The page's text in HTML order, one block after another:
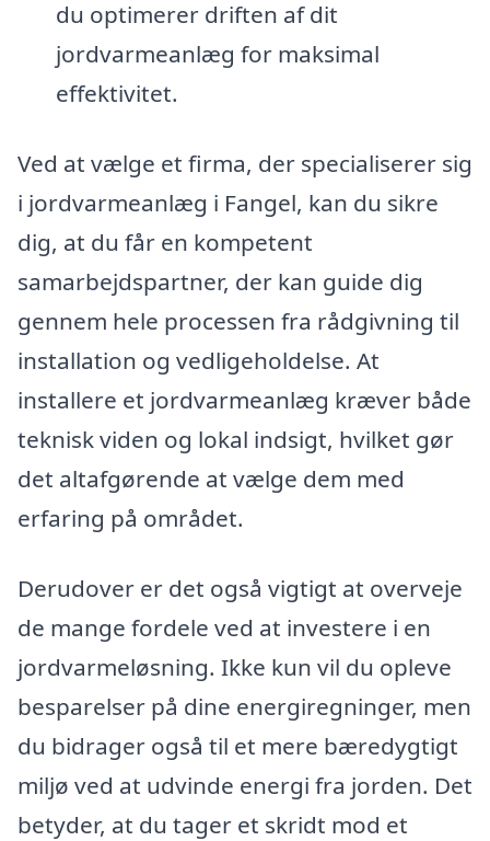
du optimerer driften af dit
jordvarmeanlæg for maksimal
effektivitet.
Ved at vælge et firma, der specialiserer sig
i jordvarmeanlæg i Fangel, kan du sikre
dig, at du får en kompetent
samarbejdspartner, der kan guide dig
gennem hele processen fra rådgivning til
installation og vedligeholdelse. At
installere et jordvarmeanlæg kræver både
teknisk viden og lokal indsigt, hvilket gør
det altafgørende at vælge dem med
erfaring på området.
Derudover er det også vigtigt at overveje
de mange fordele ved at investere i en
jordvarmeløsning. Ikke kun vil du opleve
besparelser på dine energiregninger, men
du bidrager også til et mere bæredygtigt
miljø ved at udvinde energi fra jorden. Det
betyder, at du tager et skridt mod et